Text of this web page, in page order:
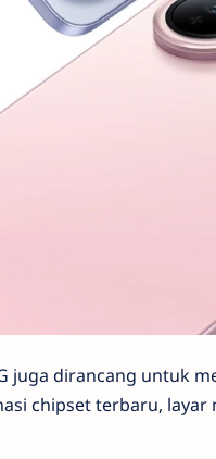
juga dirancang untuk
chipset terbaru,